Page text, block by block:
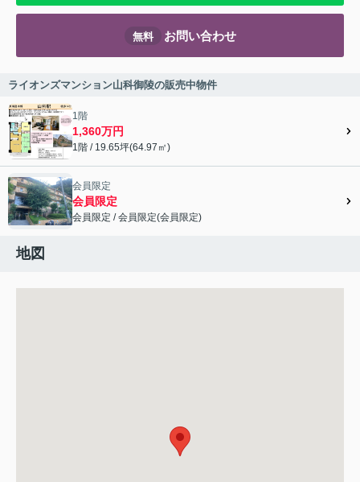
無料 お問い合わせ
ライオンズマンション山科御陵の販売中物件
1階
1,360万円
1階 / 19.65坪(64.97㎡)
会員限定
会員限定
会員限定 /会員限定(会員限定)
地図